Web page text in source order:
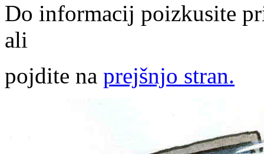
Do informacij poizkusite
ali
pojdite na prejšnjo stran.